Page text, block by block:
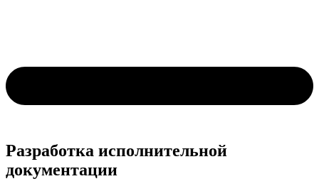
Разработка исполнительной
документации